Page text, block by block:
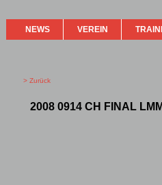
NEWS VEREIN
> Zurück
2008 0914 CH FINAL